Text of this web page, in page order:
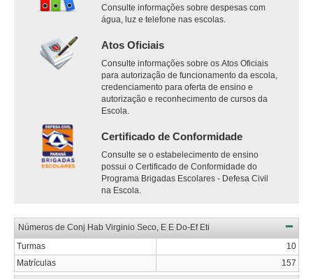
Consulte informações sobre despesas com
água, luz e telefone nas escolas.
Atos Oficiais
Consulte informações sobre os Atos Oficiais
para autorização de funcionamento da escola,
credenciamento para oferta de ensino e
autorização e reconhecimento de cursos da
Escola.
Certificado de Conformidade
Consulte se o estabelecimento de ensino
possui o Certificado de Conformidade do
Programa Brigadas Escolares - Defesa Civil
na Escola.
Números de Conj Hab Virginio Seco, E E Do-Ef Eti
Turmas
10
Matrículas
157